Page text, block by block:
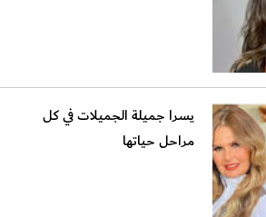
يسرا جميلة الجميلات في كل
مراحل حياتها